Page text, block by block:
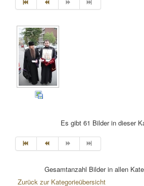
Es gibt 61 Bilder in dieser
Gesamtanzahl Bilder in allen
Zurück zur Kategorieübersicht